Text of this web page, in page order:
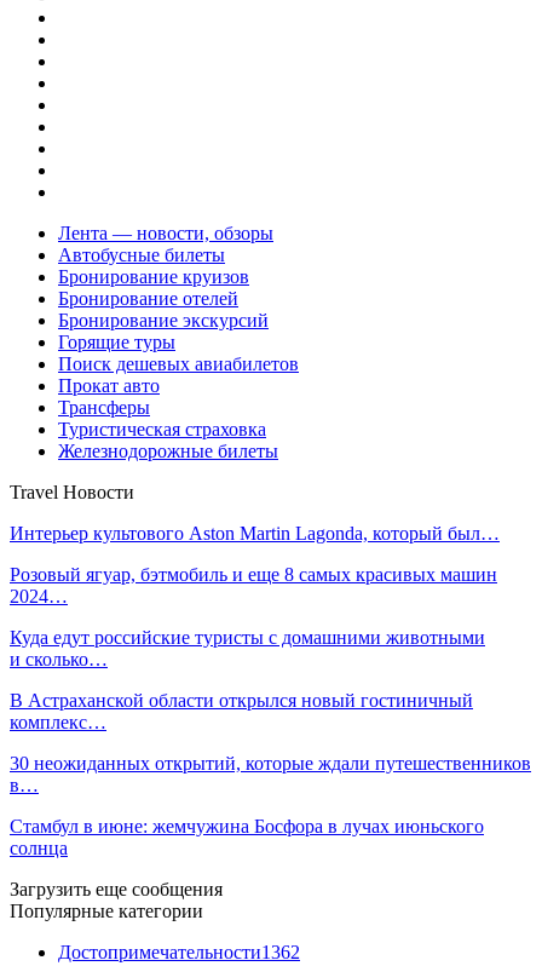
Лента — новости, обзоры
Автобусные билеты
Бронирование круизов
Бронирование отелей
Бронирование экскурсий
Горящие туры
Поиск дешевых авиабилетов
Прокат авто
Трансферы
Туристическая страховка
Железнодорожные билеты
Travel Новости
Интерьер культового Aston Martin Lagonda, который был…
Розовый ягуар, бэтмобиль и еще 8 самых красивых машин
2024…
Куда едут российские туристы с домашними животными
и сколько…
В Астраханской области открылся новый гостиничный
комплекс…
30 неожиданных открытий, которые ждали путешественников
в…
Стамбул в июне: жемчужина Босфора в лучах июньского
солнца
Загрузить еще сообщения
Популярные категории
Достопримечательности1362